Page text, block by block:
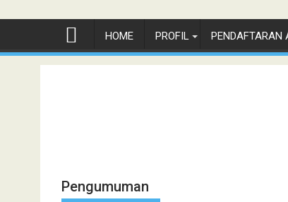
HOME PROFIL PENDAFTARAN
Pengumuman